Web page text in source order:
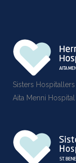
Sisters Hospitallers
Aita Menni Hospital